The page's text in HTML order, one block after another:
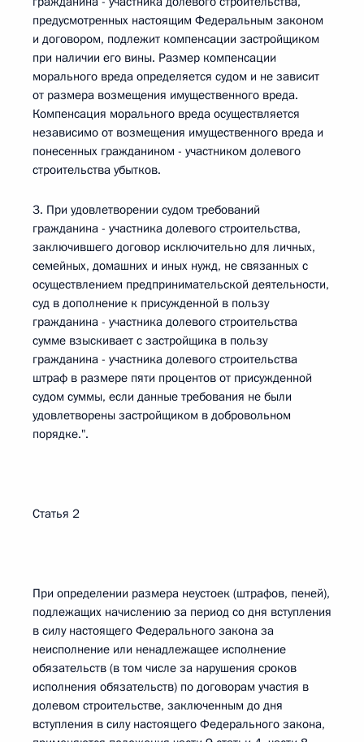
предусмотренных настоящим Федеральным законом
и договором, подлежит компенсации застройщиком
при наличии его вины. Размер компенсации
морального вреда определяется судом и не зависит
от размера возмещения имущественного вреда.
Компенсация морального вреда осуществляется
независимо от возмещения имущественного вреда и
понесенных гражданином - участником долевого
строительства убытков.
3. При удовлетворении судом требований
гражданина - участника долевого строительства,
заключившего договор исключительно для личных,
семейных, домашних и иных нужд, не связанных с
осуществлением предпринимательской деятельности,
суд в дополнение к присужденной в пользу
гражданина - участника долевого строительства
сумме взыскивает с застройщика в пользу
гражданина - участника долевого строительства
штраф в размере пяти процентов от присужденной
судом суммы, если данные требования не были
удовлетворены застройщиком в добровольном
порядке.".
Статья 2
При определении размера неустоек (штрафов, пеней),
подлежащих начислению за период со дня вступления
в силу настоящего Федерального закона за
неисполнение или ненадлежащее исполнение
обязательств (в том числе за нарушения сроков
исполнения обязательств) по договорам участия в
долевом строительстве, заключенным до дня
вступления в силу настоящего Федерального закона,